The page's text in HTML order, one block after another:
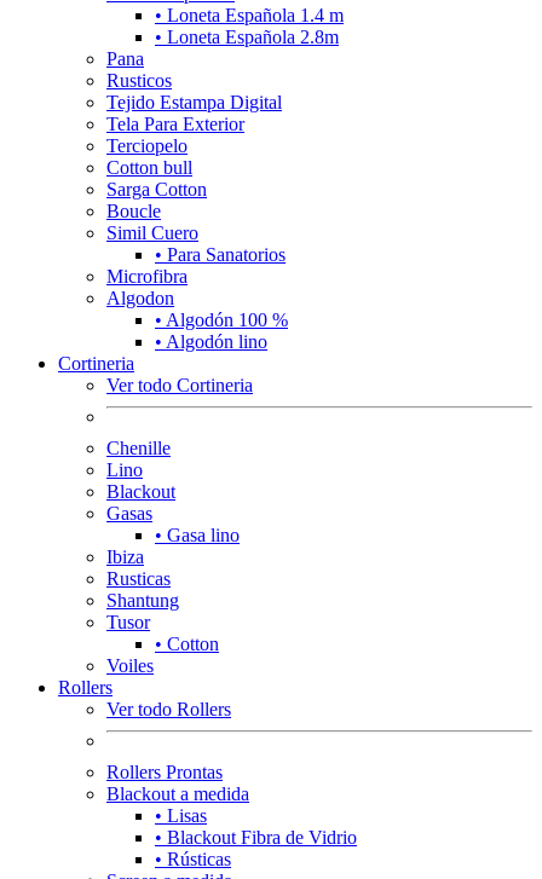
• Loneta Española 1.4 m
• Loneta Española 2.8m
Pana
Rusticos
Tejido Estampa Digital
Tela Para Exterior
Terciopelo
Cotton bull
Sarga Cotton
Boucle
Simil Cuero
• Para Sanatorios
Microfibra
Algodon
• Algodón 100 %
• Algodón lino
Cortineria
Ver todo Cortineria
Chenille
Lino
Blackout
Gasas
• Gasa lino
Ibiza
Rusticas
Shantung
Tusor
• Cotton
Voiles
Rollers
Ver todo Rollers
Rollers Prontas
Blackout a medida
• Lisas
• Blackout Fibra de Vidrio
• Rústicas